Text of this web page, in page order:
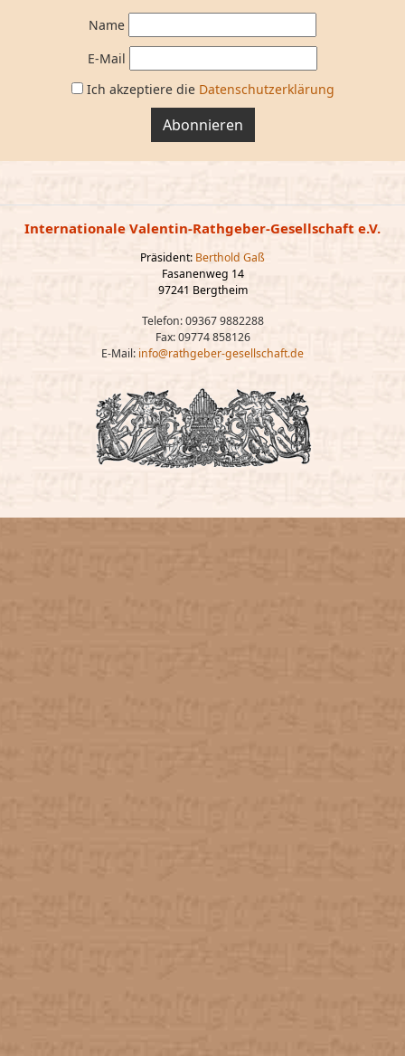
Name
E-Mail
Ich akzeptiere die Datenschutzerklärung
Abonnieren
Internationale Valentin-Rathgeber-Gesellschaft e.V.
Präsident: Berthold Gaß
Fasanenweg 14
97241 Bergtheim
Telefon: 09367 9882288
Fax: 09774 858126
E-Mail: info@rathgeber-gesellschaft.de